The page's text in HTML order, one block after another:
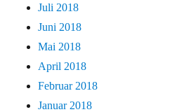
Juli 2018
Juni 2018
Mai 2018
April 2018
Februar 2018
Januar 2018